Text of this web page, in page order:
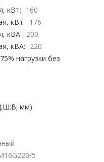
кВт: 160
кВт: 176
кВА: 200
кВА: 220
нагрузки без
мм):
5